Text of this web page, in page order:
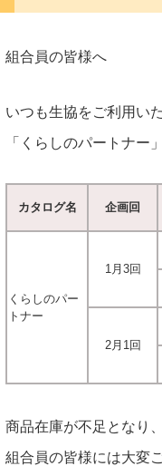
組合員の皆様へ
いつも生協をご利用い
「くらしのパートナー
カタログ名 企画回
くらしのパー
トナー
1月3回
2月1回
商品在庫が不足となり
組合員の皆様には大変